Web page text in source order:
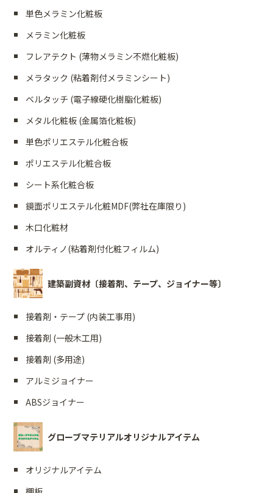
単色メラミン化粧板
メラミン化粧板
フレアテクト (薄物メラミン不燃化粧板)
メラタック (粘着剤付メラミンシート)
ベルタッチ (電子線硬化樹脂化粧板)
メタル化粧板 (金属箔化粧板)
単色ポリエステル化粧合板
ポリエステル化粧合板
シート系化粧合板
鏡面ポリエステル化粧MDF(弊社在庫限り)
木口化粧材
オルティノ(粘着剤付化粧フィルム)
建築副資材〔接着剤、テープ、ジョイナー等〕
接着剤・テープ (内装工事用)
接着剤 (一般木工用)
接着剤 (多用途)
アルミジョイナー
ABSジョイナー
グローブマテリアルオリジナルアイテム
オリジナルアイテム